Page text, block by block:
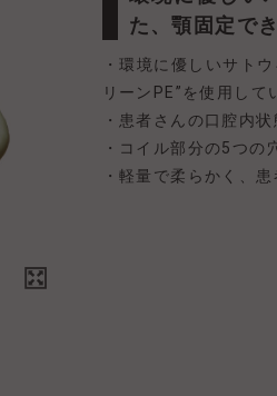
た、顎固定で
・環境に優しいサト
リーンPE”を使用して
・患者さんの口腔内
・コイル部分の5つの
・軽量で柔らかく、